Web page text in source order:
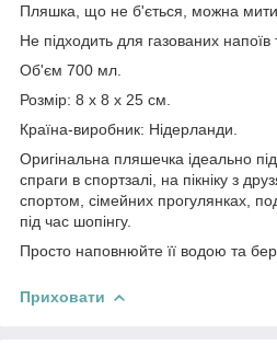
Пляшка, що не б'ється, можна мити
Не підходить для газованих напоїв
Об'єм 700 мл.
Розмір: 8 х 8 х 25 см.
Країна-виробник: Нідерланди.
Оригінальна пляшечка ідеально
спраги в спортзалі, на пікніку з
спортом, сімейних прогулянках,
під час шопінгу.
Просто наповнюйте її водою та
Приховати